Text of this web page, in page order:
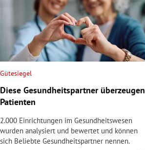
Gütesiegel
Diese Gesundheitspartner überzeugen
Patienten
2.000 Einrichtungen im Gesundheitswesen
wurden analysiert und bewertet und können
sich Beliebte Gesundheitspartner nennen.